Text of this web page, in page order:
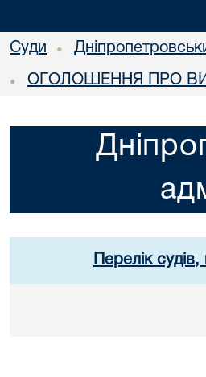
Суди •
• ОГОЛОШЕННЯ ПРО
Перелік